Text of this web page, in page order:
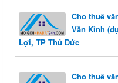
Cho thuê
Văn Kỉnh
Lợi, TP Thủ Đức
Cho thuê